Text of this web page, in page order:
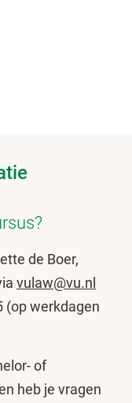
de Boer,
vulaw@vu.nl
(op werkdagen
of
heb je vragen